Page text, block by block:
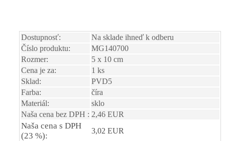
Dostupnosť:
Na sklade ihneď k odberu
Číslo produktu:
MG140700
Rozmer:
5 x 10 cm
Cena je za:
1 ks
Sklad:
PVD5
Farba:
číra
Materiál:
sklo
Naša cena bez DPH : 2,46 EUR
Naša cena s DPH
(23 %):
3,02 EUR